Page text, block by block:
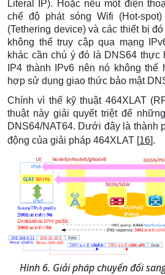
Literal IP). Hoặc nếu một điện
chế độ phát sóng Wifi (Hot-
(Tethering device) và các thiết bị
không thể truy cập qua mạng
khác cần chú ý đó là DNS64 thực
IP4 thành IPv6 nên nó không thể
hợp sử dụng giao thức bảo mật
Chính vì thế kỹ thuật 464XLAT
thuật này giải quyết triệt để
DNS64/NAT64. Dưới đây là thành
động của giải pháp 464XLAT [16].
Hình 6. Giải pháp chuyển đổi